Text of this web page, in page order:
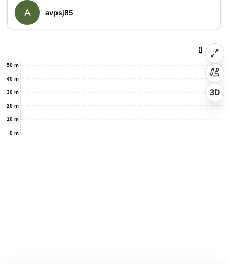
A avpsj85
0 m
10 m
20 m
30 m
40 m
50 m
3D